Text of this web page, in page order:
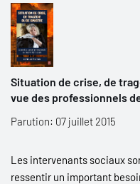
Situation de crise, de
vue des professionnels
Parution: 07 juillet 2015
Les intervenants sociaux
ressentir un important